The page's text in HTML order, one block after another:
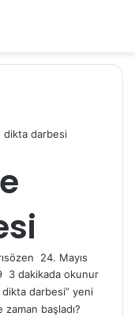
dikta darbesi
B
i
r
e
24. Mayıs
3 dakikada okunur
dikta darbesi” yeni
başladı?